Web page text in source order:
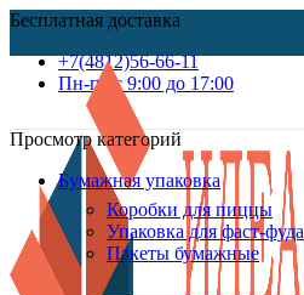
Бесплатная доставка
+7(4812)56-66-11
Пн-пт c 9:00 до 17:00
Просмотр категорий
Бумажная упаковка
Коробки для пиццы
Упаковка для фаст-фуда
Пакеты бумажные